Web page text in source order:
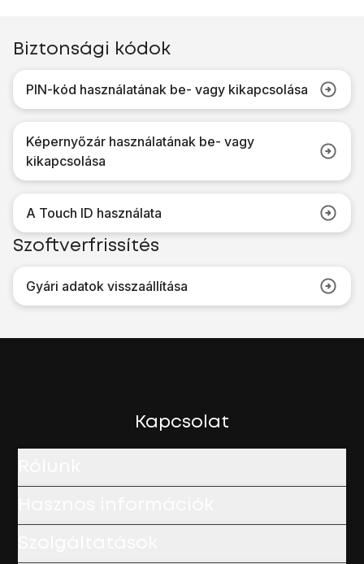
Biztonsági kódok
PIN-kód használatának be- vagy kikapcsolása
Képernyőzár használatának be- vagy
kikapcsolása
A Touch ID használata
Szoftverfrissítés
Gyári adatok visszaállítása
Kapcsolat